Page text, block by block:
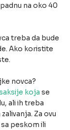
na oko 40
treba da bude
Ako koristite
novca?
koja se
ali ih treba
Za ovu
peskom ili